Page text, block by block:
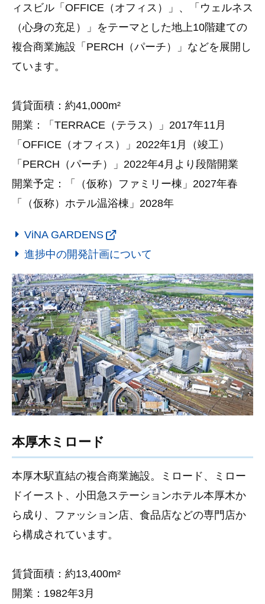
ィスビル「OFFICE（オフィス）」、「ウェルネス
（心身の充足）」をテーマとした地上10階建ての
複合商業施設「PERCH（パーチ）」などを展開し
ています。
賃貸面積：約41,000m²
開業：「TERRACE（テラス）」2017年11月
「OFFICE（オフィス）」2022年1月（竣工）
「PERCH（パーチ）」2022年4月より段階開業
開業予定：「（仮称）ファミリー棟」2027年春
「（仮称）ホテル温浴棟」2028年
ViNA GARDENS
進捗中の開発計画について
本厚木ミロード
本厚木駅直結の複合商業施設。ミロード、ミロー
ドイースト、小田急ステーションホテル本厚木か
ら成り、ファッション店、食品店などの専門店か
ら構成されています。
賃貸面積：約13,400m²
開業：1982年3月